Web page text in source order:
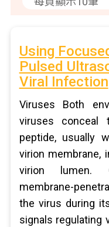
Using
Pulsed
Viral Infection
Viruses Both
viruses conceal
peptide, usually
virion membrane,
virion lumen.
membrane-
the virus during
signals regulating